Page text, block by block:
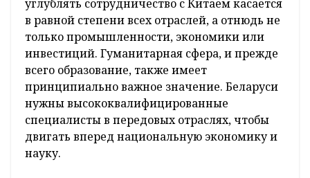
углублять сотрудничество с Китаем касается
в равной степени всех отраслей, а отнюдь не
только промышленности, экономики или
инвестиций. Гуманитарная сфера, и прежде
всего образование, также имеет
принципиально важное значение. Беларуси
нужны высококвалифицированные
специалисты в передовых отраслях, чтобы
двигать вперед национальную экономику и
науку.